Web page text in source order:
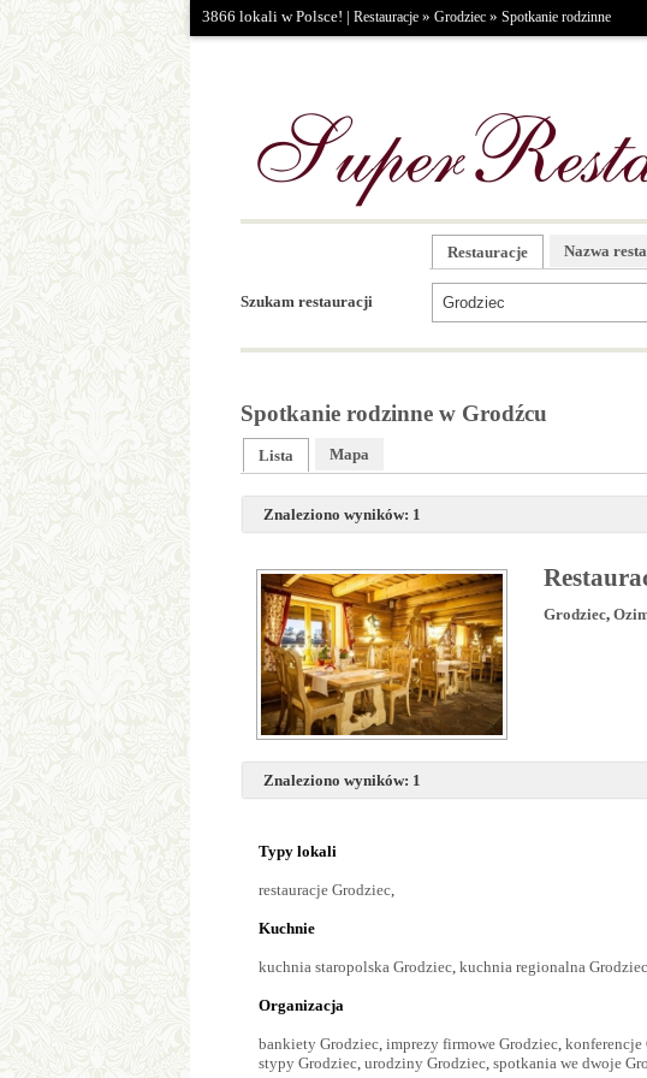
3866 lokali w Polsce! | Restauracje » Grodziec » Spotkanie rodzinne
Szukam restauracji
Restauracje Nazwa
Spotkanie rodzinne w Grodźcu
Lista Mapa
Znaleziono wyników: 1
Grodziec,
Znaleziono wyników: 1
Typy lokali
restauracje Grodziec
Kuchnie
kuchnia staropolska Grodziec kuchnia regionalna Grodziec
Organizacja
bankiety Grodziec imprezy firmowe Grodziec konferencje
stypy Grodziec urodziny Grodziec spotkania we dwoje